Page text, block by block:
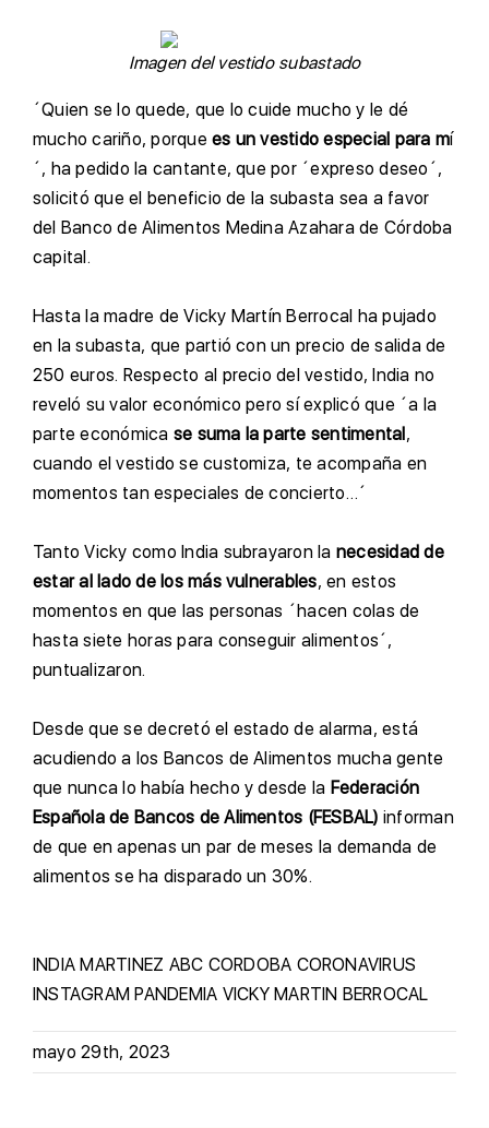
Imagen del vestido subastado
´Quien se lo quede, que lo cuide mucho y le dé
mucho cariño, porquees un vestido especial para mí
´, ha pedido la cantante, que por ´expreso deseo´,
solicitó que el beneficio de la subasta sea a favor
del Banco de Alimentos Medina Azahara de Córdoba
capital.
Hasta la madre de Vicky Martín Berrocal ha pujado
en la subasta, que partió con un precio de salida de
250 euros. Respecto al precio del vestido, India no
reveló su valor económico pero sí explicó que ´a la
parte económica se suma la parte sentimental,
cuando el vestido se customiza, te acompaña en
momentos tan especiales de concierto…´
Tanto Vicky como India subrayaron la necesidad de
estar al lado de los más vulnerables, en estos
momentos en que las personas ´hacen colas de
hasta siete horas para conseguir alimentos´,
puntualizaron.
Desde que se decretó el estado de alarma, está
acudiendo a los Bancos de Alimentos mucha gente
que nunca lo había hecho y desde la Federación
Española de Bancos de Alimentos (FESBAL) informan
de que en apenas un par de meses la demanda de
alimentos se ha disparado un 30%.
INDIA MARTINEZ ABC CORDOBA CORONAVIRUS
INSTAGRAM PANDEMIA VICKY MARTIN BERROCAL
mayo 29th, 2023